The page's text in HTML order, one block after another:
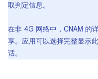
取判定信息。
在非 4G 网络中，CNAM 的
享。应用可以选择完整显示
话。